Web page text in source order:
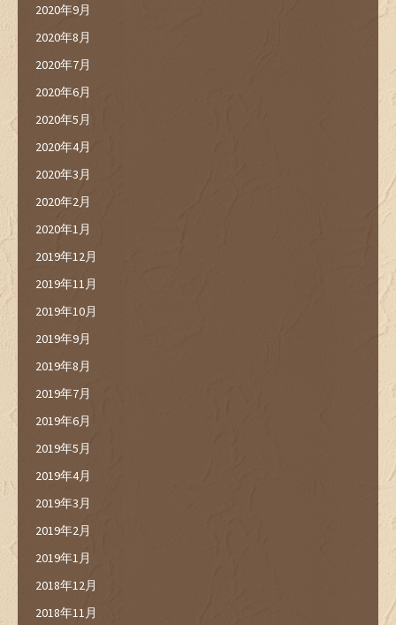
2020年9月
2020年8月
2020年7月
2020年6月
2020年5月
2020年4月
2020年3月
2020年2月
2020年1月
2019年12月
2019年11月
2019年10月
2019年9月
2019年8月
2019年7月
2019年6月
2019年5月
2019年4月
2019年3月
2019年2月
2019年1月
2018年12月
2018年11月